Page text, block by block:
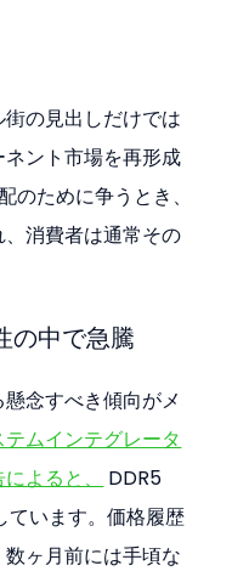
の見出しだけでは
ント市場を再形成
のために争うとき、
消費者は通常その
の中で急騰
念すべき傾向がメ
テムインテグレータ
よると、
DDR5
ています。価格履歴
ヶ月前には手頃な